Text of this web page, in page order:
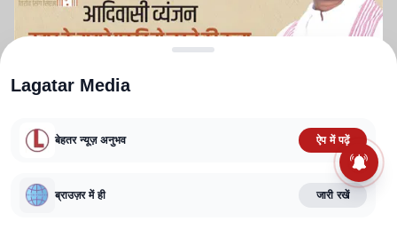
TERMS AND CONDITIONS
CORRECTIONS POLICY
FACT CHECKING POLICY
Lagatar Media
बेहतर न्यूज़ अनुभव ऐप में पढ़ें
ब्राउज़र में ही जारी रखें